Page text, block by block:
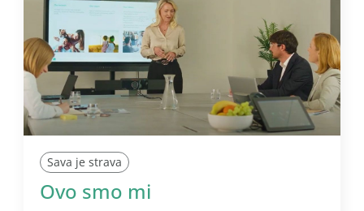
Sava je strava
Ovo smo mi